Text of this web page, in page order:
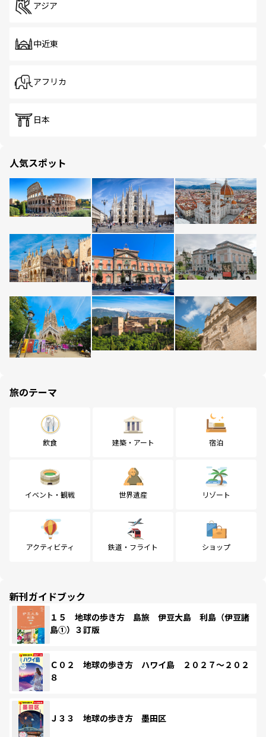
アジア
中近東
アフリカ
日本
人気スポット
旅のテーマ
飲食 建築・アート 宿泊
イベント・観戦 世界遺産 リゾート
アクティビティ 鉄道・フライト ショップ
新刊ガイドブック
１５ 地球の歩き方 島旅 伊豆大島 利島（伊豆諸
島①）３訂版
Ｃ０２ 地球の歩き方 ハワイ島 ２０２７～２０２
８
Ｊ３３ 地球の歩き方 墨田区